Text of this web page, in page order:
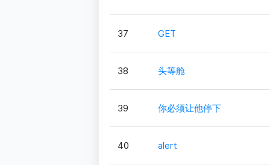
37 GET
38 头等舱
39 你必须让他停下
40 alert